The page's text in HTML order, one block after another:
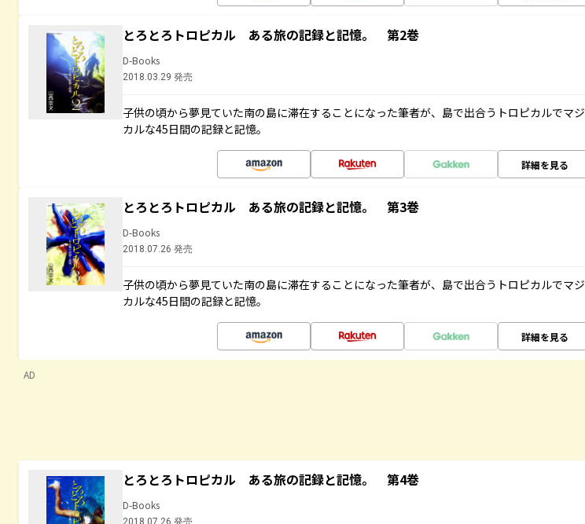
とろとろトロピカル ある旅の記録と記憶。 第2巻
D-Books
2018.03.29 発売
子供の頃から夢見ていた南の島に滞在することになった筆者が、島で出合うトロピカルでマジ
カルな45日間の記録と記憶。
詳細を見る
とろとろトロピカル ある旅の記録と記憶。 第3巻
D-Books
2018.07.26 発売
子供の頃から夢見ていた南の島に滞在することになった筆者が、島で出合うトロピカルでマジ
カルな45日間の記録と記憶。
詳細を見る
AD
とろとろトロピカル ある旅の記録と記憶。 第4巻
D-Books
2018.07.26 発売